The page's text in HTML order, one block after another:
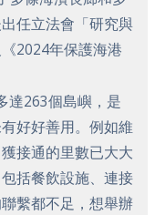
任立法會「研究與
2024年保護海港
達263個島嶼，是
好好善用。例如維
接通的里數已大大
括餐飲設施、連接
繫都不足，想舉辦